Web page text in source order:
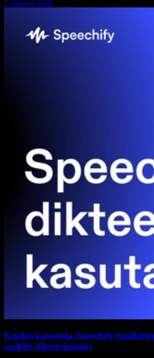
2. jaanuar 2026
Kuidas kasutada Speechify
meilide dikteerimiseks